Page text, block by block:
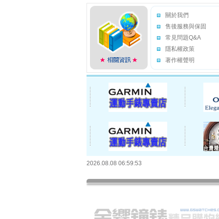
關於我們
售後服務與保固
常見問題Q&A
隱私權政策
著作權聲明
2026.08.08 06:59:53